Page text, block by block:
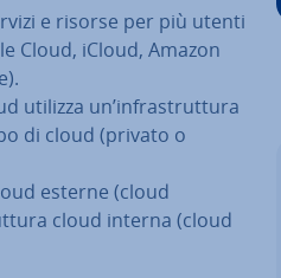
e risorse per più utenti
Cloud, iCloud, Amazon
utilizza un’in­fra­strut­tu­ra
di cloud (privato o
esterne (cloud
cloud interna (cloud